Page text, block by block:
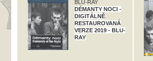
BLU-RAY
DÉMANTY NOCI -
DIGITÁLNĚ
RESTAUROVANÁ
VERZE 2019 - BLU-
RAY